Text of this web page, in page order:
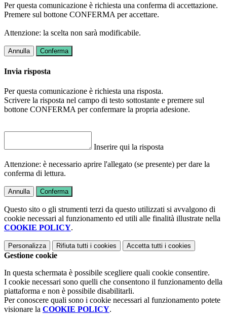
Per questa comunicazione è richiesta una conferma di accettazione.
Premere sul bottone CONFERMA per accettare.
Attenzione: la scelta non sarà modificabile.
Annulla Conferma
Invia risposta
Per questa comunicazione è richiesta una risposta.
Scrivere la risposta nel campo di testo sottostante e premere sul
bottone CONFERMA per confermare la propria adesione.
Inserire qui la risposta
Attenzione: è necessario aprire l'allegato (se presente) per dare la
conferma di lettura.
Annulla Conferma
Questo sito o gli strumenti terzi da questo utilizzati si avvalgono di
cookie necessari al funzionamento ed utili alle finalità illustrate nella
COOKIE POLICY.
Personalizza Rifiuta tutti i cookies Accetta tutti i cookies
Gestione cookie
In questa schermata è possibile scegliere quali cookie consentire.
I cookie necessari sono quelli che consentono il funzionamento della
piattaforma e non è possibile disabilitarli.
Per conoscere quali sono i cookie necessari al funzionamento potete
visionare la COOKIE POLICY.